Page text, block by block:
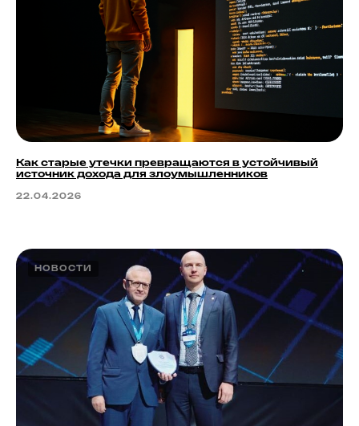
Как старые утечки превращаются в устойчивый
источник дохода для злоумышленников
22.04.2026
НОВОСТИ